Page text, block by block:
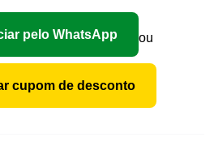
pelo WhatsApp ou
cupom de desconto